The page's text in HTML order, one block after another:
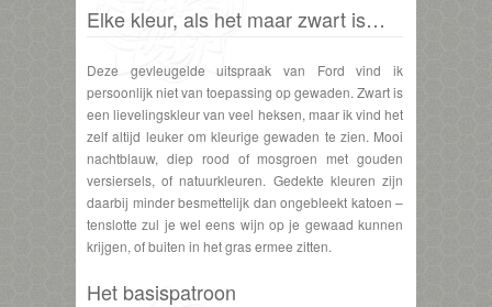
Elke kleur, als het maar zwart is…
Deze gevleugelde uitspraak van Ford vind ik
persoonlijk niet van toepassing op gewaden. Zwart is
een lievelingskleur van veel heksen, maar ik vind het
zelf altijd leuker om kleurige gewaden te zien. Mooi
nachtblauw, diep rood of mosgroen met gouden
versiersels, of natuurkleuren. Gedekte kleuren zijn
daarbij minder besmettelijk dan ongebleekt katoen –
tenslotte zul je wel eens wijn op je gewaad kunnen
krijgen, of buiten in het gras ermee zitten.
Het basispatroon